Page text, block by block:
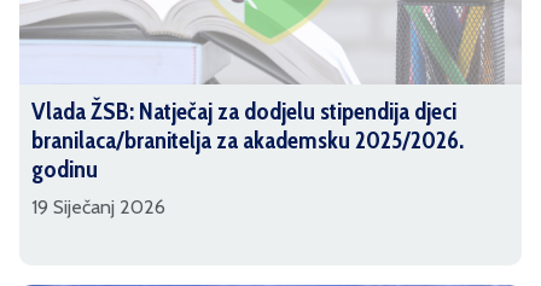
Vlada ŽSB: Natječaj za dodjelu stipendija djeci
branilaca/branitelja za akademsku 2025/2026.
godinu
19 Siječanj 2026